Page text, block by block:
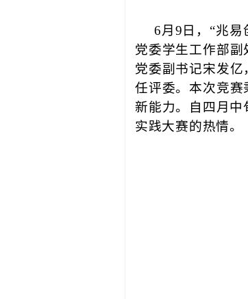
6月9日，“兆
党委学生工作部
党委副书记宋发
任评委。本次竞
新能力。自四月
实践大赛的热情。